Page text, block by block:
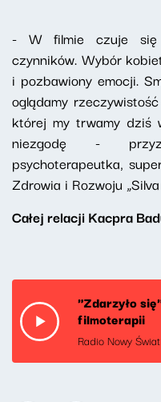
- W filmie czuje się
czynników. Wybór
i pozbawiony emocji.
oglądamy
której my trwamy dziś
niezgodę -
psychoterapeutka,
Zdrowia i Rozwoju
Całej relacji Kacpra
"Zdarzyło
filmoterapii
Radio Nowy Świat